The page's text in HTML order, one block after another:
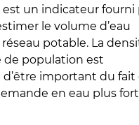
est un indicateur fourni
le volume d’eau
potable. La
de population est
important du fait
en eau plus